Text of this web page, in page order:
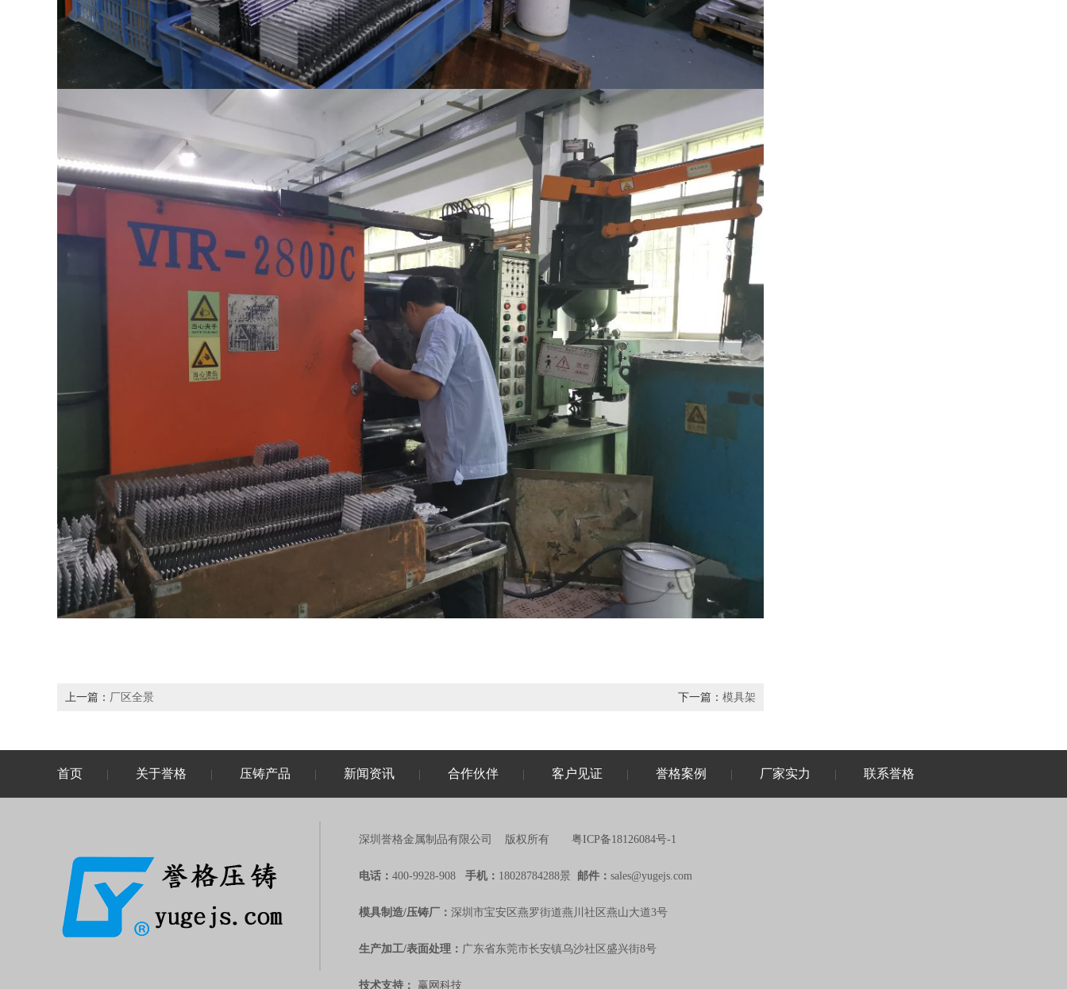
下一篇： 模具架
上一篇： 厂区全景
首页 关于誉格 压铸产品 新闻资讯 合作伙伴 客户见证 誉格案例 厂家实力 联系誉格
深圳誉格金属制品有限公司 版权所有 粤ICP备18126084号-1
电话： 400-9928-908 手机： 18028784288景 邮件： sales@yugejs.com
模具制造/压铸厂： 深圳市宝安区燕罗街道燕川社区燕山大道3号
生产加工/表面处理： 广东省东莞市长安镇乌沙社区盛兴街8号
技术支持： 赢网科技